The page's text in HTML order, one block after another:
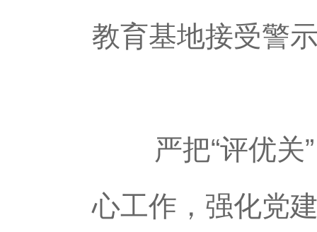
教育基地接受警
严把“评优关”
心工作，强化党